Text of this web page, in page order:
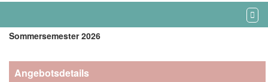
Sommersemester 2026
Angebotsdetails